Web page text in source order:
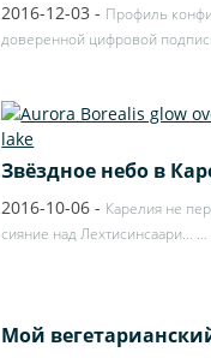
2016-12-03 - Профиль
доверенной цифровой
Звёздное небо в
2016-10-06 - Карелия не
сияние над Лехтисинсаари…
Мой